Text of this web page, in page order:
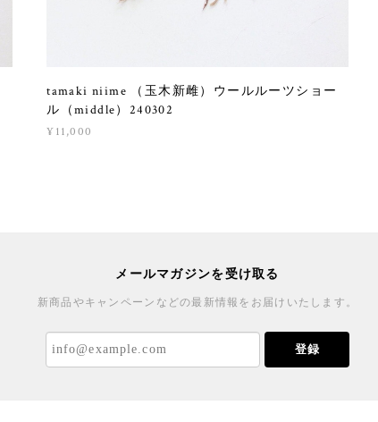
tamaki niime （玉木新雌）ウールルーツショー
ル（middle）240302
¥11,000
メールマガジンを受け取る
新商品やキャンペーンなどの最新情報をお届けいたします。
登録